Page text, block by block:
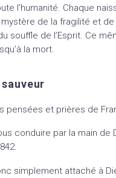
l’humanité. Chaque
de la fragilité et de
souffle de l’Esprit. Ce
la mort.
pensées et prières de
conduire par la main
simplement attaché à